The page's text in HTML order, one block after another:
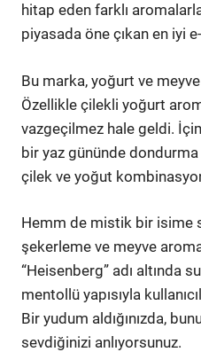
hitap eden farklı
piyasada öne çıkan en iyi
Bu marka, yoğurt ve meyve
Özellikle çilekli yoğurt
vazgeçilmez hale geldi.
bir yaz gününde
çilek ve yoğut
Hemm de mistik bir isime
şekerleme ve meyve
“Heisenberg” adı altında
mentollü yapısıyla
Bir yudum aldığınızda,
sevdiğinizi anlıyorsunuz.